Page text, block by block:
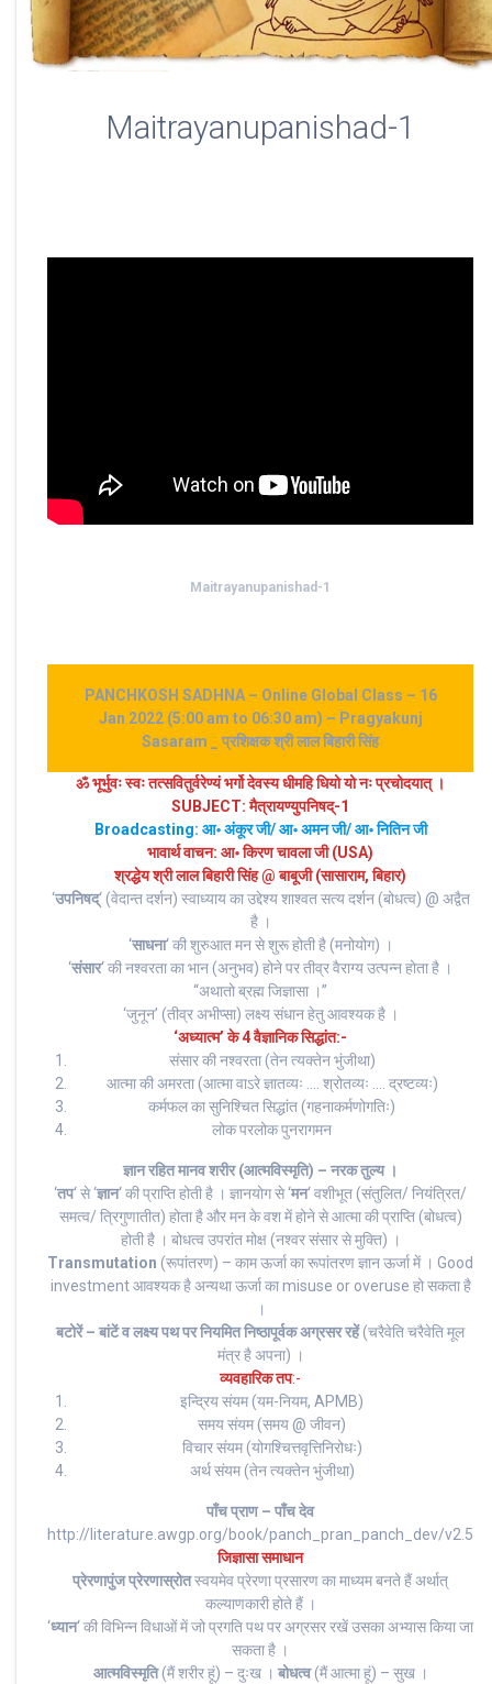
Maitrayanupanishad-1
Maitrayanupanishad-1
PANCHKOSH SADHNA – Online Global Class – 16
Jan 2022 (5:00 am to 06:30 am) – Pragyakunj
Sasaram _ प्रशिक्षक श्री लाल बिहारी सिंह
ॐ भूर्भुवः स्‍वः तत्‍सवितुर्वरेण्‍यं भर्गो देवस्य धीमहि धियो यो नः प्रचोदयात्‌ ।
SUBJECT: मैत्रायण्युपनिषद्-1
Broadcasting: आ॰ अंकूर जी/ आ॰ अमन जी/ आ॰ नितिन जी
भावार्थ वाचन: आ॰ किरण चावला जी (USA)
श्रद्धेय श्री लाल बिहारी सिंह @ बाबूजी (सासाराम, बिहार)
‘उपनिषद्‘ (वेदान्त दर्शन) स्वाध्याय का उद्देश्य शाश्वत सत्य दर्शन (बोधत्व) @ अद्वैत
है ।
‘साधना‘ की शुरुआत मन से शुरू होती है (मनोयोग) ।
‘संसार‘ की नश्वरता का भान (अनुभव) होने पर तीव्र वैराग्य उत्पन्न होता है ।
“अथातो ब्रह्म जिज्ञासा ।”
‘जुनून’ (तीव्र अभीप्सा) लक्ष्य संधान हेतु आवश्यक है ।
‘अध्यात्म’ के 4 वैज्ञानिक सिद्धांत:-
संसार की नश्वरता (तेन त्यक्तेन भुंजीथा)
आत्मा की अमरता (आत्मा वाऽरे ज्ञातव्यः …. श्रोतव्यः …. द्रष्टव्यः)
कर्मफल का सुनिश्चित सिद्धांत (गहनाकर्मणोगतिः)
लोक परलोक पुनरागमन
ज्ञान रहित मानव शरीर (आत्मविस्मृति) – नरक तुल्य ।
‘तप‘ से ‘ज्ञान‘ की प्राप्ति होती है । ज्ञानयोग से ‘मन‘ वशीभूत (संतुलित/ नियंत्रित/
समत्व/ त्रिगुणातीत) होता है और मन के वश में होने से आत्मा की प्राप्ति (बोधत्व)
होती है । बोधत्व उपरांत मोक्ष (नश्वर संसार से मुक्ति) ।
Transmutation (रूपांतरण) – काम ऊर्जा का रूपांतरण ज्ञान ऊर्जा में । Good
investment आवश्यक है अन्यथा ऊर्जा का misuse or overuse हो सकता है
।
बटोरें – बांटें व लक्ष्य पथ पर नियमित निष्ठापूर्वक अग्रसर रहें(चरैवेति चरैवेति मूल
मंत्र है अपना) ।
व्यवहारिक तप:-
इन्द्रिय संयम (यम-नियम, APMB)
समय संयम (समय @ जीवन)
विचार संयम (योगश्चित्तवृत्तिनिरोधः)
अर्थ संयम (तेन त्यक्तेन भुंजीथा)
पाँच प्राण – पाँच देव
http://literature.awgp.org/book/panch_pran_panch_dev/v2.5
जिज्ञासा समाधान
प्रेरणापुंजप्रेरणास्रोतस्वयमेव प्रेरणा प्रसारण का माध्यम बनते हैं अर्थात्
कल्याणकारी होते हैं ।
‘ध्यान‘ की विभिन्न विधाओं में जो प्रगति पथ पर अग्रसर रखें उसका अभ्यास किया जा
सकता है ।
आत्मविस्मृति(मैं शरीर हूं) – दुःख । बोधत्व(मैं आत्मा हूं) – सुख ।